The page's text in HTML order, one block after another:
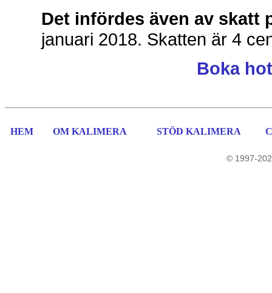
Det infördes även av skatt
januari 2018. Skatten är 4
Boka
HEM OM KALIMERA STÖD KALIMERA
© 1997-